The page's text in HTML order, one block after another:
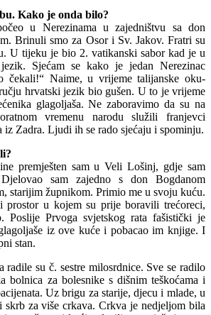
Kako je onda bilo?
u Nerezi­nama u zajedništvu sa don
Brinuli smo za Osor i Sv. Jakov. Fratri su
U tijeku je bio 2. vatikanski sabor kad je u
Sjećam se kako je jedan Nerezinac
čekali!“ Naime, u vrijeme talijanske oku­
hrvatski jezik bio gušen. U to je vrijeme
glagoljaša. Ne zaboravimo da su na
vre­menu narodu služili franjevci
iz Zadra. Ljudi ih se rado sjećaju i spominju.
premješten sam u Veli Lošinj, gdje sam
sam zajedno s don Bog­danom
starijim župnikom. Primio me u svoju kuću.
prostor u kojem su prije boravili trećoreci,
Poslije Prvoga svjetskog rata fašistički je
iz ove kuće i pobacao im knjige. I
stan.
su č. sestre milosrdnice. Sve se radilo
bolnica za bolesnike s dišnim teškoćama i
Uz brigu za starije, djecu i mlade, u
skrb za više crkava. Crkva je nedjeljom bila